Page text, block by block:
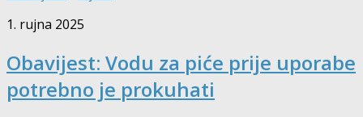
1. rujna 2025
Obavijest: Vodu za piće prije uporabe
potrebno je prokuhati